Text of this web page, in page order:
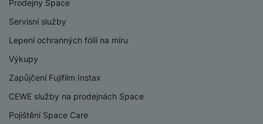
Prodejny Space
Servisní služby
Lepení ochranných fólií na míru
Výkupy
Zapůjčení Fujifilm Instax
CEWE služby na prodejnách Space
Pojištění Space Care